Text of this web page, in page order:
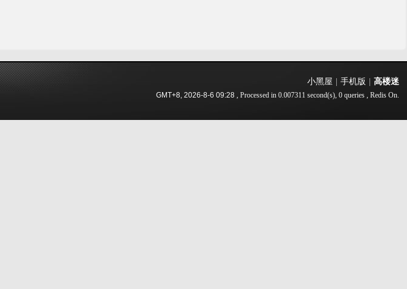
小黑屋 手机版 高楼迷
GMT+8, 2026-8-6 09:28, Processed in 0.007311 second(s), 0 queries , Redis On.